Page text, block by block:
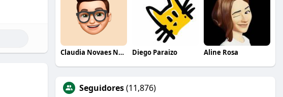
Claudia Novaes Novaes Diego Paraizo Aline Rosa
Seguidores(11,876)